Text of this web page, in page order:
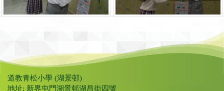
道教青松小學 (湖景邨)
地址: 新界屯門湖景邨湖昌街四號